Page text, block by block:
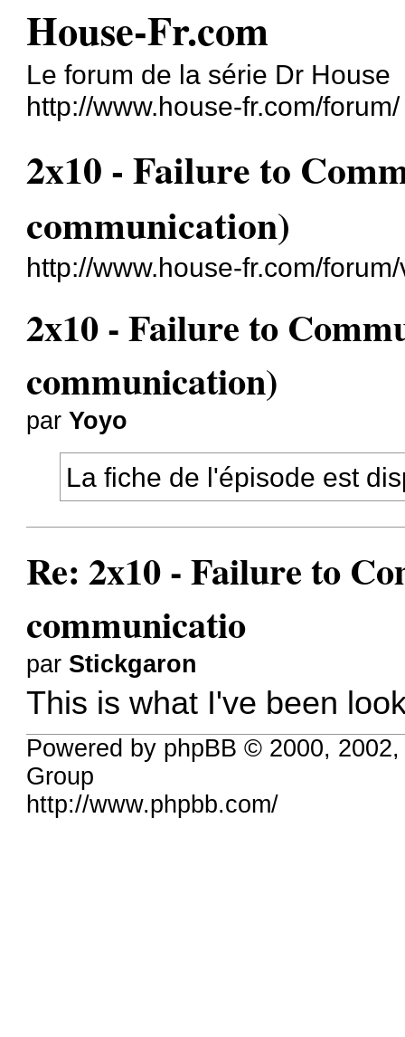
House-Fr.com
Le forum de la série Dr House
http://www.house-fr.com/forum/
2x10 - Failure to
communication)
http://www.house-fr.com/
2x10 - Failure to
communication)
parYoyo
La fiche de l'épisode est
Re: 2x10 - Failure to
communicatio
par Stickgaron
This is what I've been
Powered by phpBB © 2000,
Group
http://www.phpbb.com/